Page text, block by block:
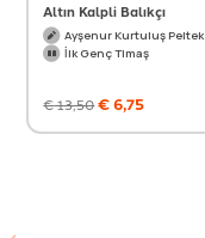
Altın Kalpli Balıkçı
Ayşenur Kurtuluş Peltek
İlk Genç Timaş
€13,50€6,75